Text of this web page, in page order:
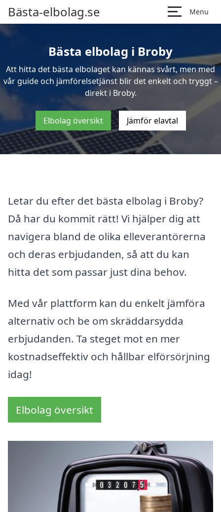
Bästa-elbolag.se Menu
Bästa elbolag i Broby
Att hitta det bästa elbolaget kan kännas svårt, men med
vår guide och jämförelsetjänst blir det enkelt och tryggt –
direkt i Broby.
Elbolag översikt Jämför elavtal
Letar du efter det bästa elbolag i Broby?
Då har du kommit rätt! Vi hjälper dig att
navigera bland de olika elleverantörerna
och deras erbjudanden, så att du kan
hitta det som passar just dina behov.
Med vår plattform kan du enkelt jämföra
alternativ och be om skräddarsydda
erbjudanden. Ta steget mot en mer
kostnadseffektiv och hållbar elförsörjning
idag!
Elbolag översikt